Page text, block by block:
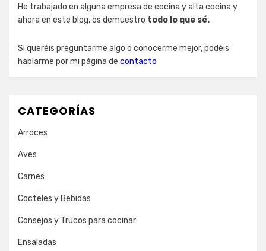
He trabajado en alguna empresa de cocina y alta cocina y
ahora en este blog, os demuestro todo lo que sé.
Si queréis preguntarme algo o conocerme mejor, podéis
hablarme por mi página de contacto
CATEGORÍAS
Arroces
Aves
Carnes
Cocteles y Bebidas
Consejos y Trucos para cocinar
Ensaladas